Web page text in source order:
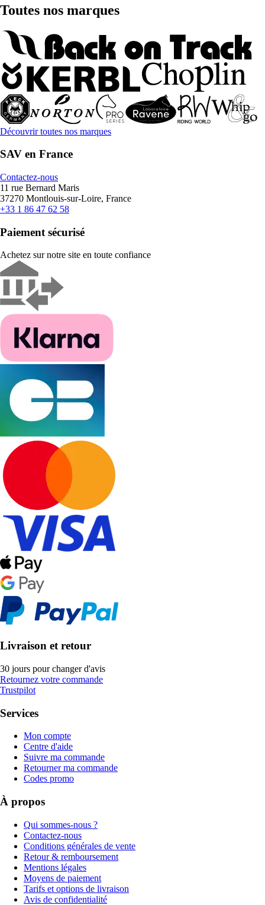
Toutes nos marques
Découvrir toutes nos marques
SAV en France
Contactez-nous
11 rue Bernard Maris
37270 Montlouis-sur-Loire, France
+33 1 86 47 62 58
Paiement sécurisé
Achetez sur notre site en toute confiance
Livraison et retour
30 jours pour changer d'avis
Retournez votre commande
Trustpilot
Services
Mon compte
Centre d'aide
Suivre ma commande
Retourner ma commande
Codes promo
À propos
Qui sommes-nous ?
Contactez-nous
Conditions générales de vente
Retour & remboursement
Mentions légales
Moyens de paiement
Tarifs et options de livraison
Avis de confidentialité